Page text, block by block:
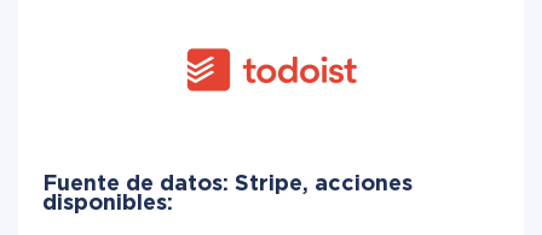
Fuente de datos: Stripe, acciones
disponibles: